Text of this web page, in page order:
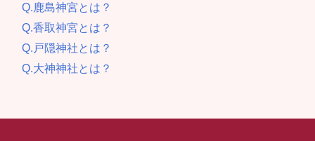
Q.鹿島神宮とは？
Q.香取神宮とは？
Q.戸隠神社とは？
Q.大神神社とは？